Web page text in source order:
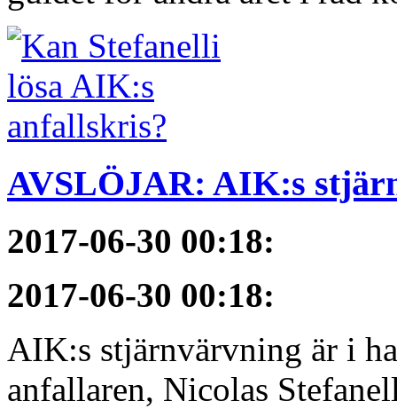
AVSLÖJAR: AIK:s
2017-06-30 00:18:
2017-06-30 00:18:
AIK:s stjärnvärvning är i
anfallaren, Nicolas